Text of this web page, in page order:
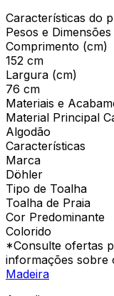
Características do
Pesos e Dimensões
Comprimento (cm)
152 cm
Largura (cm)
76 cm
Materiais e
Material Principal
Algodão
Características
Marca
Döhler
Tipo de Toalha
Toalha de Praia
Cor Predominante
Colorido
*Consulte ofertas
informações sobre
Madeira